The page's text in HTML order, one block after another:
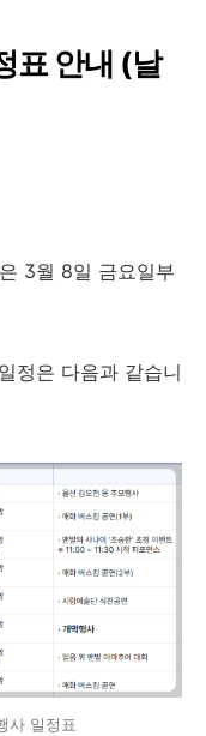
표 안내 (날
3월 8일 금요일부
정은 다음과 같습니
사 일정표